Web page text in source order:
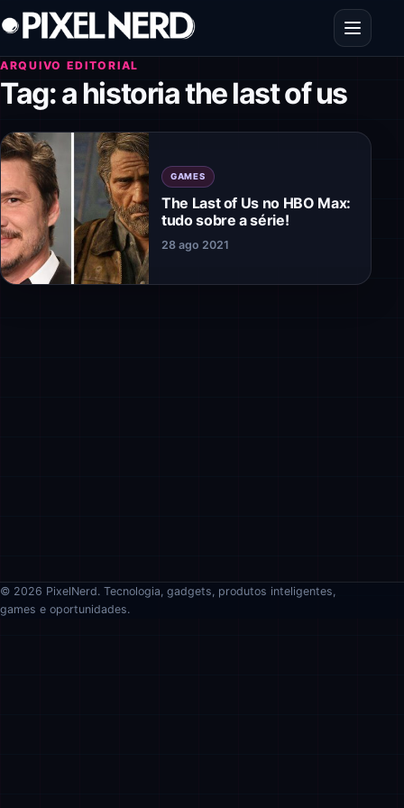
Pular para o conteúdo
Abrir
ARQUIVO EDITORIAL
Tag:a historia the last of us
GAMES
The Last of Us no HBO Max:
tudo sobre a série!
28 ago 2021
© 2026 PixelNerd. Tecnologia, gadgets, produtos inteligentes,
games e oportunidades.